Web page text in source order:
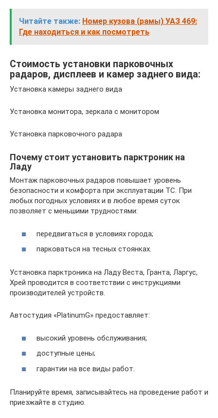
Читайте также: Номер кузова (рамы) УАЗ 469:
Где находиться и как посмотреть
Стоимость установки парковочных
радаров, дисплеев и камер заднего вида:
Установка камеры заднего вида
Установка монитора, зеркала с монитором
Установка парковочного радара
Почему стоит установить парктроник на
Ладу
Монтаж парковочных радаров повышает уровень
безопасности и комфорта при эксплуатации ТС. При
любых погодных условиях и в любое время суток
позволяет с меньшими трудностями:
передвигаться в условиях города;
парковаться на тесных стоянках.
Установка парктроника на Ладу Веста, Гранта, Ларгус,
Хрей проводится в соответствии с инструкциями
производителей устройств.
Автостудия «PlatinumG» предоставляет:
высокий уровень обслуживания;
доступные цены;
гарантии на все виды работ.
Планируйте время, записывайтесь на проведение работ и
приезжайте в студию.